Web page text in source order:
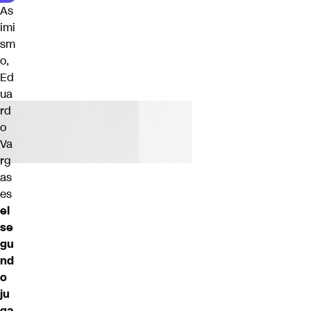
As
imi
sm
o,
Ed
ua
rd
o
Va
rg
as
es
el
se
gu
nd
o
ju